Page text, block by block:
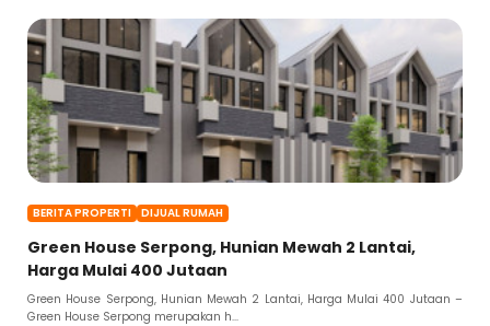
BERITA PROPERTI DIJUAL RUMAH
Green House Serpong, Hunian Mewah 2 Lantai,
Harga Mulai 400 Jutaan
Green House Serpong, Hunian Mewah 2 Lantai, Harga Mulai 400 Jutaan –
Green House Serpong merupakan h...